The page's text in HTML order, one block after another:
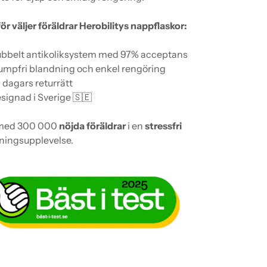
väljer föräldrar Herobilitys nappflaskor:
antikoliksystem med 97% acceptans
blandning och enkel rengöring
dagars returrätt
i Sverige 🇸🇪
300 000 nöjda föräldrari en stressfri